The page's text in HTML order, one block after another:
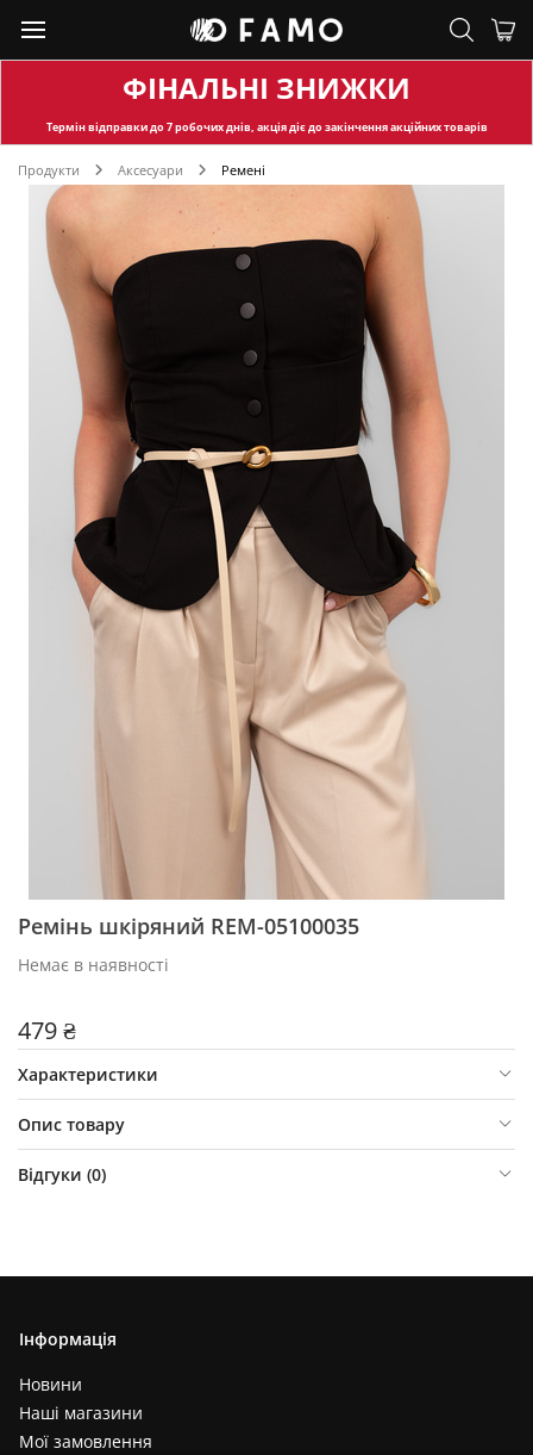
ФІНАЛЬНІ ЗНИЖКИ
Термін відправкидо 7 робочих днів, акція діє до закінчення акційних товарів
Продукти Аксесуари Ремені
Ремінь шкіряний REM-05100035
Немає в наявності
479 ₴
Характеристики
Опис товару
Відгуки (0)
Інформація
Новини
Наші магазини
Мої замовлення